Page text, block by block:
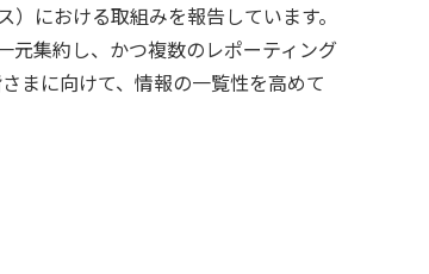
における取組みを報告しています。
元集約し、かつ複数のレポーティング
まに向けて、情報の一覧性を高めて